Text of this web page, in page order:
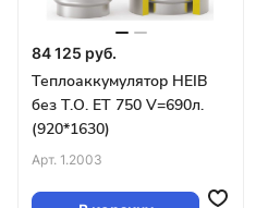
84 125 руб.
Теплоаккумулятор HEIB
без Т.О. ET 750 V=690л.
(920*1630)
Арт. 1.2003